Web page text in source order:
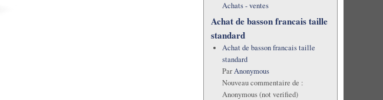
Achats - ventes
Achat de basson francais taille
standard
Achat de basson francais taille
standard
ParAnonymous
Nouveau commentaire de :
Anonymous (not verified)